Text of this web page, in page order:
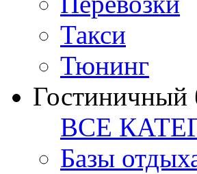
Такси
Тюнинг
Гостиничный
ВСЕ
Базы